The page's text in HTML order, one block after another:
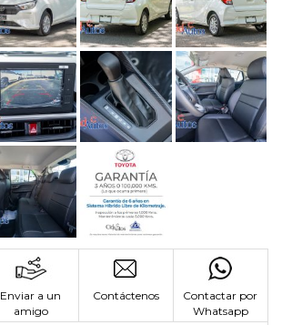
Enviar a un
amigo
Contáctenos
Contactar por
Whatsapp